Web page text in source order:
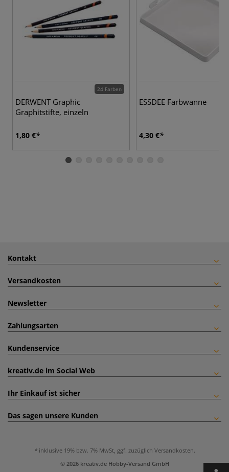
24 Farben
DERWENT Graphic
Graphitstifte, einzeln
1,80 €
ESSDEE Farbwanne
4,30 €
Kontakt
Versandkosten
Newsletter
Zahlungsarten
Kundenservice
kreativ.de im Social Web
Ihr Einkauf ist sicher
Das sagen unsere Kunden
inklusive 19% bzw. 7% MwSt, ggf. zuzüglich Versandkosten.
© 2026 kreativ.de Hobby-Versand GmbH